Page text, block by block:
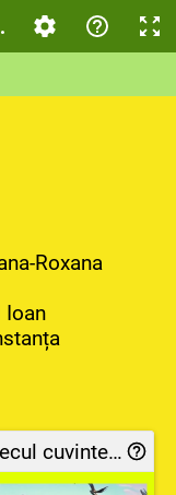
Roxana
Ioan
Povestea Rapunzel și farmecul cuvintelor cu litera Z